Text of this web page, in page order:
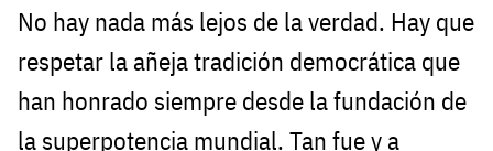
No hay nada más lejos de la verdad. Hay que
respetar la añeja tradición democrática que
han honrado siempre desde la fundación de
la superpotencia mundial. Tan fue y a